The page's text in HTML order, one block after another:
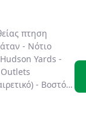
πτηση
- Νότιο
Hudson Yards -
- Βοστόνη